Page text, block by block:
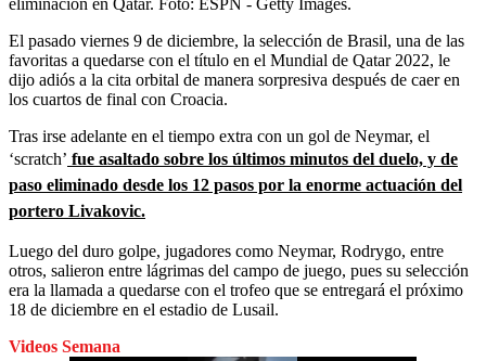
El pasado viernes 9 de diciembre, la selección de Brasil, una de las
favoritas a quedarse con el título en el Mundial de Qatar 2022, le
dijo adiós a la cita orbital de manera sorpresiva después de caer en
los cuartos de final con Croacia.
Tras irse adelante en el tiempo extra con un gol de Neymar, el
‘scratch’ fue asaltado sobre los últimos minutos del duelo, y de
paso eliminado desde los 12 pasos por la enorme actuación del
portero Livakovic.
Luego del duro golpe, jugadores como Neymar, Rodrygo, entre
otros, salieron entre lágrimas del campo de juego, pues su selección
era la llamada a quedarse con el trofeo que se entregará el próximo
18 de diciembre en el estadio de Lusail.
Videos Semana